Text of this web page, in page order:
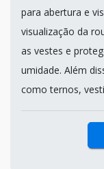
para abertura e
visualização da
as vestes e
umidade. Além
como ternos,